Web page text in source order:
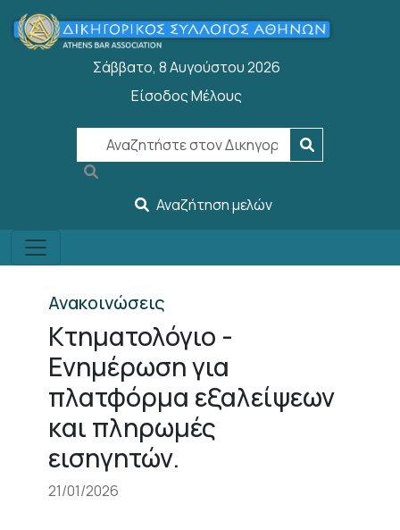
Παράκαμψη προς το κυρίως περιεχόμενο
Σάββατο, 8 Αυγούστου 2026
User account menu
Είσοδος Μέλους
Αναζήτηση μελών
Ανακοινώσεις
Κτηματολόγιο -
Ενημέρωση για
πλατφόρμα εξαλείψεων
και πληρωμές
εισηγητών.
21/01/2026